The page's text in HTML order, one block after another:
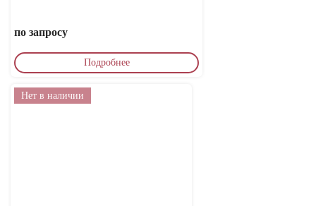
по запросу
Подробнее
Нет в наличии